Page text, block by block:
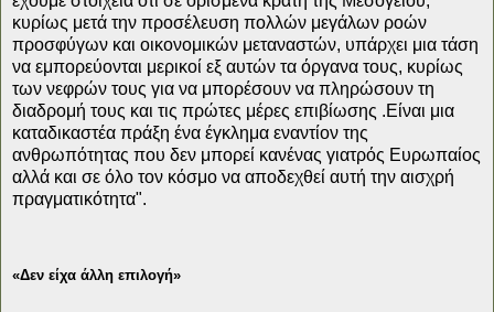
κυρίως μετά την προσέλευση πολλών μεγάλων ροών
προσφύγων και οικονομικών μεταναστών, υπάρχει μια τάση
να εμπορεύονται μερικοί εξ αυτών τα όργανα τους, κυρίως
των νεφρών τους για να μπορέσουν να πληρώσουν τη
διαδρομή τους και τις πρώτες μέρες επιβίωσης .Είναι μια
καταδικαστέα πράξη ένα έγκλημα εναντίον της
ανθρωπότητας που δεν μπορεί κανένας γιατρός Ευρωπαίος
αλλά και σε όλο τον κόσμο να αποδεχθεί αυτή την αισχρή
πραγματικότητα".
«Δεν είχα άλλη επιλογή»